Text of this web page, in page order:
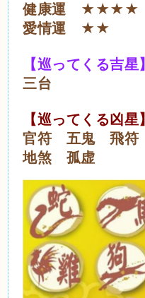
健康運 ★★★★
愛情運 ★★
【巡ってくる吉星】
三台
【巡ってくる凶星】
官符 五鬼 飛
地煞 孤虚